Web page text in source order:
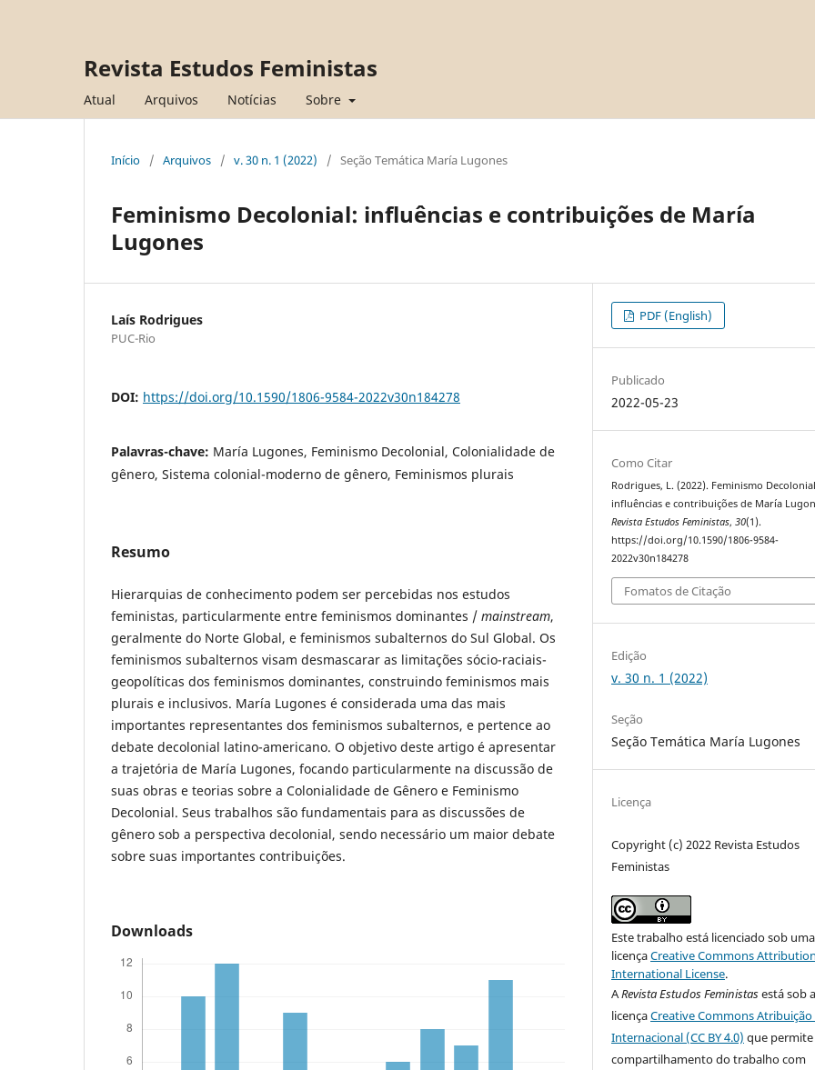
Revista Estudos Feministas
Atual Arquivos Notícias Sobre
Início / Arquivos / v. 30 n. 1 (2022) / Seção Temática María Lugones
Feminismo Decolonial: influências e contribuições de María
Lugones
Laís Rodrigues
PUC-Rio
DOI: https://doi.org/10.1590/1806-9584-2022v30n184278
Palavras-chave: María Lugones, Feminismo Decolonial, Colonialidade de
gênero, Sistema colonial-moderno de gênero, Feminismos plurais
Resumo
Hierarquias de conhecimento podem ser percebidas nos estudos
feministas, particularmente entre feminismos dominantes / mainstream,
geralmente do Norte Global, e feminismos subalternos do Sul Global. Os
feminismos subalternos visam desmascarar as limitações sócio-raciais-
geopolíticas dos feminismos dominantes, construindo feminismos mais
plurais e inclusivos. María Lugones é considerada uma das mais
importantes representantes dos feminismos subalternos, e pertence ao
debate decolonial latino-americano. O objetivo deste artigo é apresentar
a trajetória de María Lugones, focando particularmente na discussão de
suas obras e teorias sobre a Colonialidade de Gênero e Feminismo
Decolonial. Seus trabalhos são fundamentais para as discussões de
gênero sob a perspectiva decolonial, sendo necessário um maior debate
sobre suas importantes contribuições.
Downloads
PDF (English)
Publicado
2022-05-23
Como Citar
Rodrigues, L. (2022). Feminismo
influências e contribuições de María
Revista Estudos Feministas,30(1).
https://doi.org/10.1590/1806-9584-
2022v30n184278
Fomatos de Citação
Edição
v. 30 n. 1 (2022)
Seção
Seção Temática María Lugones
Licença
Copyright (c) 2022 Revista Estudos
Feministas
Este trabalho está licenciado sob uma
licençaCreative Commons
International License.
ARevista Estudos Feministasestá sob a
licençaCreative Commons Atribuição
Internacional (CC BY 4.0) que
compartilhamento do trabalho com